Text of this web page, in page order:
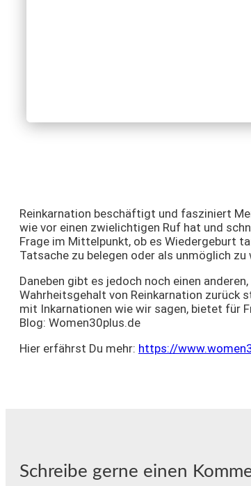
Reinkarnation beschäftigt und fasziniert
wie vor einen zwielichtigen Ruf hat und
Frage im Mittelpunkt, ob es Wiedergeburt
Tatsache zu belegen oder als unmöglich zu
Daneben gibt es jedoch noch einen
Wahrheitsgehalt von Reinkarnation zurück
mit Inkarnationen wie wir sagen, bietet für
Blog: Women30plus.de
Hier erfährst Du mehr: https://
Schreibe gerne einen